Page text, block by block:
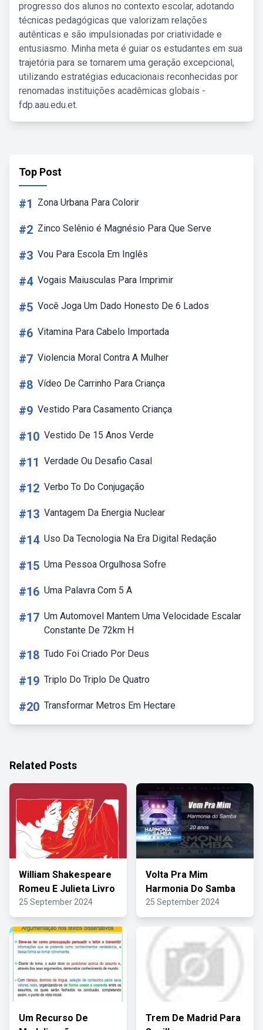
progresso dos alunos no contexto escolar, adotando
técnicas pedagógicas que valorizam relações
autênticas e são impulsionadas por criatividade e
entusiasmo. Minha meta é guiar os estudantes em sua
trajetória para se tornarem uma geração excepcional,
utilizando estratégias educacionais reconhecidas por
renomadas instituições acadêmicas globais -
fdp.aau.edu.et.
Top Post
#1 Zona Urbana Para Colorir
#2 Zinco Selênio é Magnésio Para Que Serve
#3 Vou Para Escola Em Inglês
#4 Vogais Maiusculas Para Imprimir
#5 Você Joga Um Dado Honesto De 6 Lados
#6 Vitamina Para Cabelo Importada
#7 Violencia Moral Contra A Mulher
#8 Vídeo De Carrinho Para Criança
#9 Vestido Para Casamento Criança
#10 Vestido De 15 Anos Verde
#11 Verdade Ou Desafio Casal
#12 Verbo To Do Conjugação
#13 Vantagem Da Energia Nuclear
#14 Uso Da Tecnologia Na Era Digital Redação
#15 Uma Pessoa Orgulhosa Sofre
#16 Uma Palavra Com 5 A
#17 Um Automovel Mantem Uma Velocidade Escalar
Constante De 72km H
#18 Tudo Foi Criado Por Deus
#19 Triplo Do Triplo De Quatro
#20 Transformar Metros Em Hectare
Related Posts
William Shakespeare
Romeu E Julieta Livro
25 September 2024
Volta Pra Mim
Harmonia Do Samba
25 September 2024
Um Recurso De
Trem De Madrid Para